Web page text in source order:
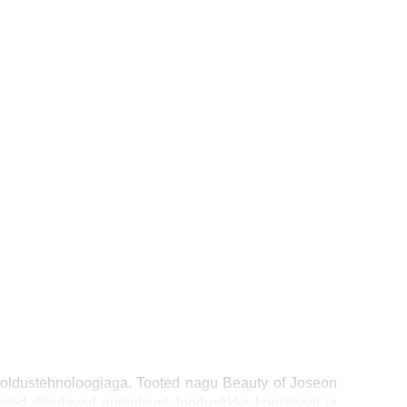
Tooted nagu Beauty of Joseon